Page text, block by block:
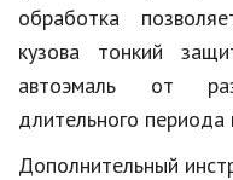
обработка
кузова тонкий
автоэмаль от
длительного
Дополнительный